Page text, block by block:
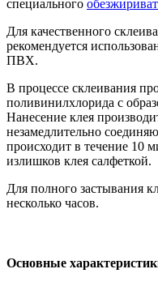
специального
Для качественного
рекомендуется
ПВХ.
В процессе склеивания
поливинилхлорида с
Нанесение клея
незамедлительно
происходит в течение 10
излишков клея салфеткой.
Для полного застывания
несколько часов.
Основные